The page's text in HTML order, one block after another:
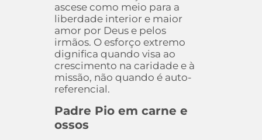
ascese como meio para a
liberdade interior e maior
amor por Deus e pelos
irmãos. O esforço extremo
dignifica quando visa ao
crescimento na caridade e à
missão, não quando é auto-
referencial.
Padre Pio em carne e
ossos